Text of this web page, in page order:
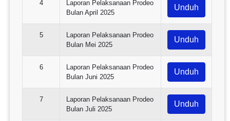
4
Laporan Pelaksanaan Prodeo
Bulan April 2025
Unduh
5
Laporan Pelaksanaan Prodeo
Bulan Mei 2025
Unduh
6
Laporan Pelaksanaan Prodeo
Bulan Juni 2025
Unduh
7
Laporan Pelaksanaan Prodeo
Bulan Juli 2025
Unduh